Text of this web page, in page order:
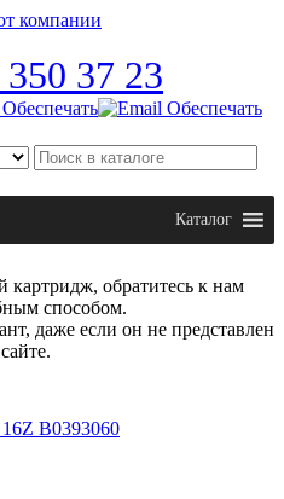
37 23
Каталог
обратитесь к нам
способом.
даже если он не представлен